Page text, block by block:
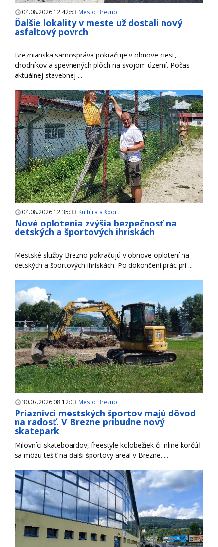
04.08.2026 12:42:53 Mesto Brezno
Ďalšie lokality v meste už dostali nový
asfaltový povrch
Breznianska samospráva pokračuje v obnove ciest,
chodníkov a spevnených plôch na svojom území. Počas
aktuálnej stavebnej ...
04.08.2026 12:35:33 Kultúra a šport
Nové oplotenia zvýšia bezpečnosť na
detských a športových ihriskách
Mestské služby Brezno pokračujú v obnove oplotení na
detských a športových ihriskách. Po dokončení prác pri ...
30.07.2026 08:12:03 Mesto Brezno
Priaznivci mestských športov majú dôvod
na radosť. V Brezne pribudne nový
skatepark
Milovníci skateboardov, freestyle kolobežiek či inline korčúľ
sa môžu tešiť na ďalší športový areál v Brezne. ...